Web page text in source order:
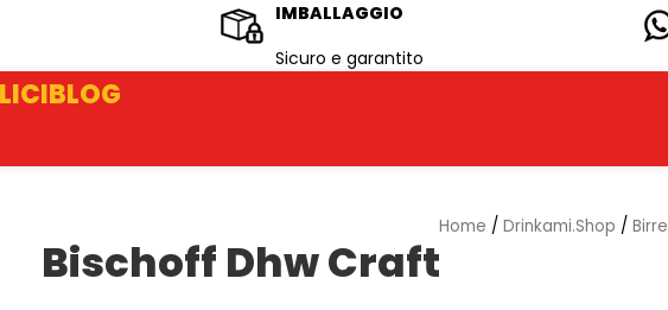
IMBALLAGGIO
Sicuro e garantito
BLOG
Home / Drinkami.Shop / Birre
Bischoff Dhw Craft